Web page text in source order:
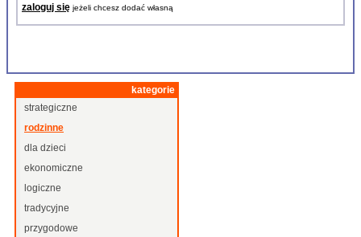
zaloguj się jeżeli chcesz dodać własną
kategorie
strategiczne
rodzinne
dla dzieci
ekonomiczne
logiczne
tradycyjne
przygodowe